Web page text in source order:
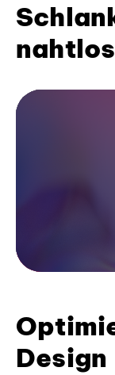
nahtlos
Design